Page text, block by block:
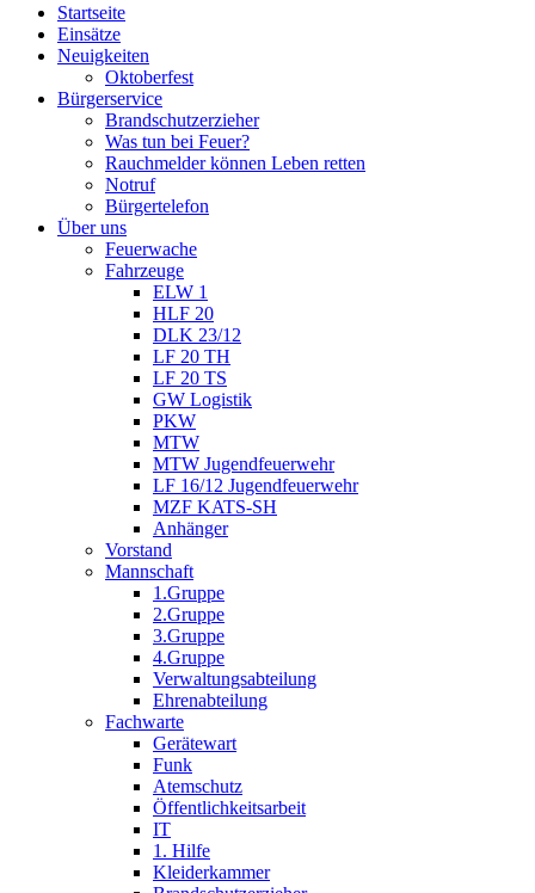
Startseite
Einsätze
Neuigkeiten
Oktoberfest
Bürgerservice
Brandschutzerzieher
Was tun bei Feuer?
Rauchmelder können Leben retten
Notruf
Bürgertelefon
Über uns
Feuerwache
Fahrzeuge
ELW 1
HLF 20
DLK 23/12
LF 20 TH
LF 20 TS
GW Logistik
PKW
MTW
MTW Jugendfeuerwehr
LF 16/12 Jugendfeuerwehr
MZF KATS-SH
Anhänger
Vorstand
Mannschaft
1.Gruppe
2.Gruppe
3.Gruppe
4.Gruppe
Verwaltungsabteilung
Ehrenabteilung
Fachwarte
Gerätewart
Funk
Atemschutz
Öffentlichkeitsarbeit
IT
1. Hilfe
Kleiderkammer